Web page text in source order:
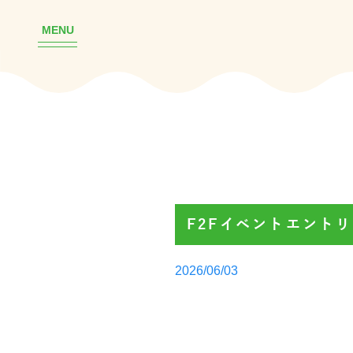
MENU
F2Fイベントエント
Posted
2026/06/03